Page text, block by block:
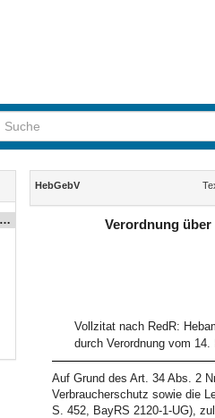
Inhalt
HebGebV
Verordnung
Vollzitat nach RedR:
durch Verordnung vom
Auf Grund des Art. 34 Abs. 2
Verbraucherschutz sowie die
S. 452, BayRS 2120-1-UG),